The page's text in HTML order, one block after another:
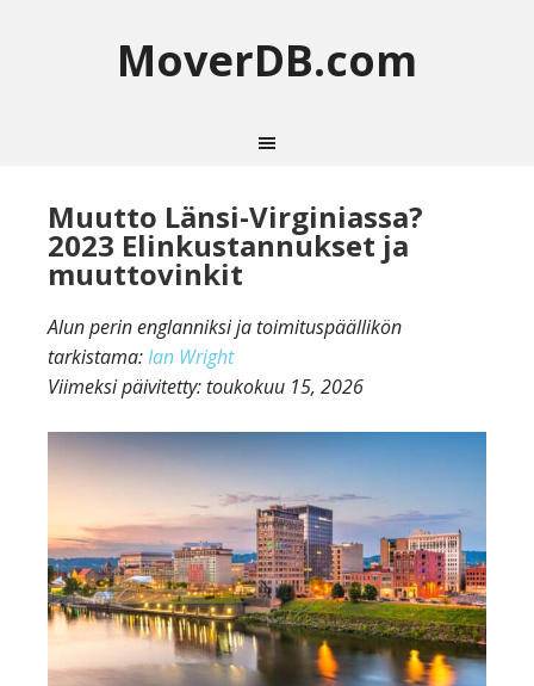
MoverDB.com
Muutto Länsi-Virginiassa?
2023 Elinkustannukset ja
muuttovinkit
Alun perin englanniksi ja toimituspäällikön
tarkistama:Ian Wright
Viimeksi päivitetty:toukokuu 15, 2026